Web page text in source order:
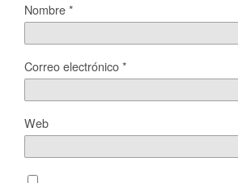
Nombre*
Correo electrónico*
Web